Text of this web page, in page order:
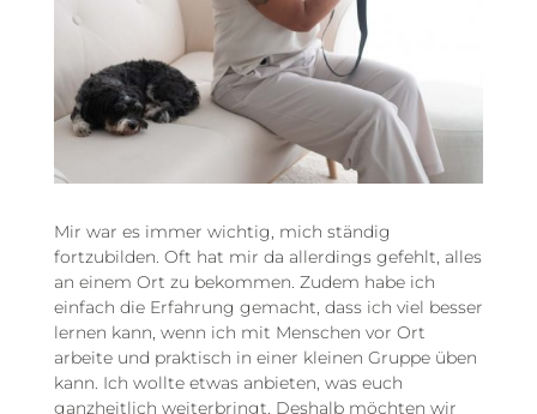
Mir war es immer wichtig, mich ständig
fortzubilden. Oft hat mir da allerdings gefehlt, alles
an einem Ort zu bekommen. Zudem habe ich
einfach die Erfahrung gemacht, dass ich viel besser
lernen kann, wenn ich mit Menschen vor Ort
arbeite und praktisch in einer kleinen Gruppe üben
kann. Ich wollte etwas anbieten, was euch
ganzheitlich weiterbringt. Deshalb möchten wir